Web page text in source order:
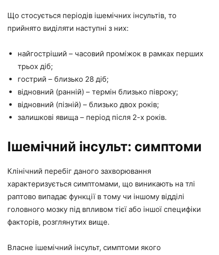
Що стосується періодів ішемічних інсультів, то
прийнято виділяти наступні з них:
найгостріший – часовий проміжок в рамках перших
трьох діб;
гострий – близько 28 діб;
відновний (ранній) – термін близько півроку;
відновний (пізній) – близько двох років;
залишкові явища – період після 2-х років.
Ішемічний інсульт: симптоми
Клінічний перебіг даного захворювання
характеризується симптомами, що виникають на тлі
раптово випадає функції в тому чи іншому відділі
головного мозку під впливом тієї або іншої специфіки
факторів, розглянутих вище.
Власне ішемічний інсульт, симптоми якого